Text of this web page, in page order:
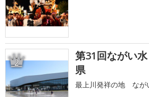
2
第31回ながい
県
最上川発祥の地 なが